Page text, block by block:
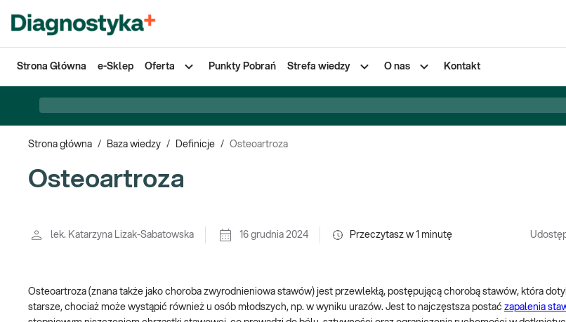
Strona Główna e-Sklep Oferta Punkty Pobrań Strefa wiedzy O nas Kontakt
Strona główna / Baza wiedzy / Definicje / Osteoartroza
Osteoartroza
lek. Katarzyna Lizak-Sabatowska 16 grudnia 2024 Przeczytasz w 1 minutę
Osteoartroza (znana także jako choroba zwyrodnieniowa stawów) jest przewlekłą, postępującą chorobą stawów, która
starsze, chociaż może wystąpić również u osób młodszych, np. w wyniku urazów. Jest to najczęstsza postać zapalenia